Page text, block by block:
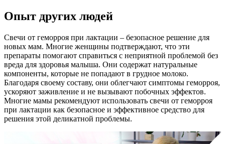
Опыт других людей
Свечи от геморроя при лактации – безопасное решение для
новых мам. Многие женщины подтверждают, что эти
препараты помогают справиться с неприятной проблемой без
вреда для здоровья малыша. Они содержат натуральные
компоненты, которые не попадают в грудное молоко.
Благодаря своему составу, они облегчают симптомы геморроя,
ускоряют заживление и не вызывают побочных эффектов.
Многие мамы рекомендуют использовать свечи от геморроя
при лактации как безопасное и эффективное средство для
решения этой деликатной проблемы.